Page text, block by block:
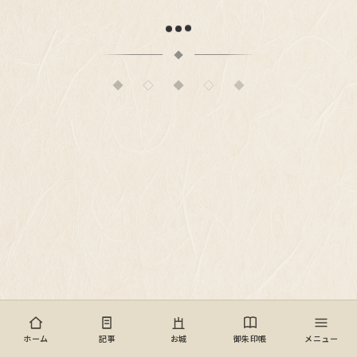
ホーム 記事 お城 御朱印帳 メニュー
◆ ◇ ◆ ◇ ◆